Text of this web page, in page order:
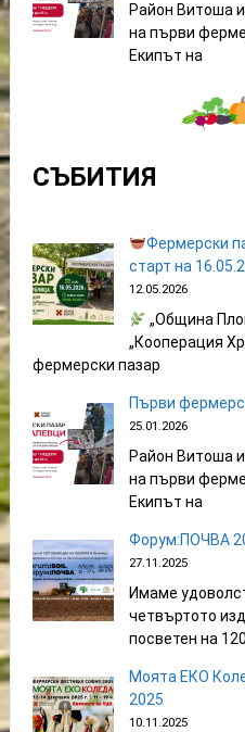
Район Витоша
на първи
Екипът на
СЪБИТИЯ
Фермерски
старт на
12.05.2026
„Община
„Кооперация
фермерски пазар
Първи
25.01.2026
Район Витоша
на първи
Екипът на
Форум:ПОЧВА
27.11.2025
Имаме
четвъртото
посветен на
Моята ЕКО
2025
10.11.2025